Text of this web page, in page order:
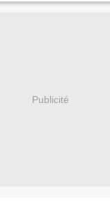
Publicité